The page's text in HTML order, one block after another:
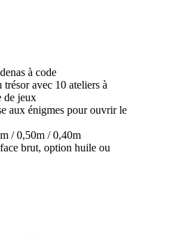
à code​
trésor avec 10 ateliers à
de jeux
aux énigmes pour ouvrir le
/ 0,50m / 0,40m​
brut, option huile ou